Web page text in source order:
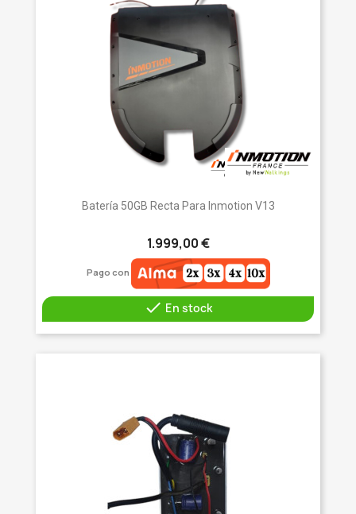
Batería 50GB Recta Para Inmotion V13
1.999,00 €
Pago con
 En stock